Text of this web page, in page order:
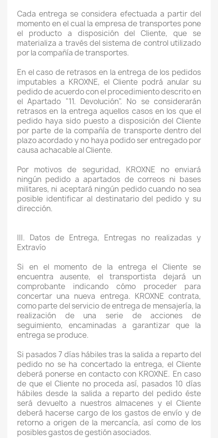
Cada entrega se considera efectuada a partir del
momento en el cual la empresa de transportes pone
el producto a disposición del Cliente, que se
materializa a través del sistema de control utilizado
por la compañía de transportes.
En el caso de retrasos en la entrega de los pedidos
imputables a KROXNE, el Cliente podrá anular su
pedido de acuerdo con el procedimiento descrito en
el Apartado "11. Devolución". No se considerarán
retrasos en la entrega aquellos casos en los que el
pedido haya sido puesto a disposición del Cliente
por parte de la compañía de transporte dentro del
plazo acordado y no haya podido ser entregado por
causa achacable al Cliente.
Por motivos de seguridad, KROXNE no enviará
ningún pedido a apartados de correos ni bases
militares, ni aceptará ningún pedido cuando no sea
posible identificar al destinatario del pedido y su
dirección.
III. Datos de Entrega, Entregas no realizadas y
Extravío
Si en el momento de la entrega el Cliente se
encuentra ausente, el transportista dejará un
comprobante indicando cómo proceder para
concertar una nueva entrega. KROXNE contrata,
como parte del servicio de entrega de mensajería, la
realización de una serie de acciones de
seguimiento, encaminadas a garantizar que la
entrega se produce.
Si pasados 7 días hábiles tras la salida a reparto del
pedido no se ha concertado la entrega, el Cliente
deberá ponerse en contacto con KROXNE. En caso
de que el Cliente no proceda así, pasados 10 días
hábiles desde la salida a reparto del pedido éste
será devuelto a nuestros almacenes y el Cliente
deberá hacerse cargo de los gastos de envío y de
retorno a origen de la mercancía, así como de los
posibles gastos de gestión asociados.